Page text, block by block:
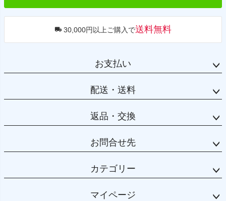
30,000円以上ご購入で送料無料
お支払い
配送・送料
返品・交換
お問合せ先
カテゴリー
マイページ